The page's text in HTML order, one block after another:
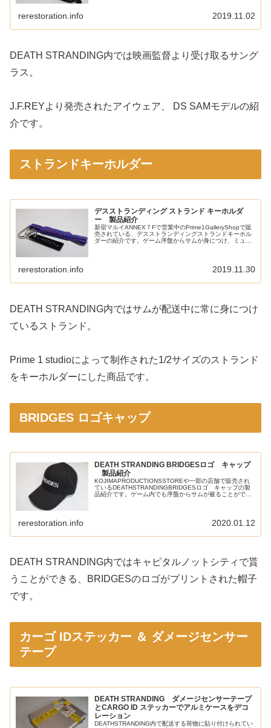
rerestoration.info 2019.11.02
DEATH STRANDING内では映画監督より受け取るサング
ラス。
J.F.REYより発売されたアイウェア、 DS SAMモデルの紹
介です。
ストランドキーホルダー
デスストランディング ストランド キーホルダ
ー 製品紹介
新宿マルイANNEX７Fで営業中のPrime1GalleryShopで販
売されている、デスストランディングストランドキーホル
ダーの紹介です。ゲーム序盤からサムが身につけ、ミュー
rerestoration.info 2019.11.30
DEATH STRANDING内ではサムが配送中に常に身につけ
ているストランド。
Prime 1 studioによって制作された1/2サイズのストランド
をキーホルダーにした商品です。
BRIDGES ロゴキャップ
DEATH STRANDING BRIDGESロゴ キャップ
製品紹介
KOJIMAPRODUCTIONSSTOREや一部の店舗で販売され
ているDEATHSTRANDINGBRIDGESロゴ キャップの製
品紹介です。ゲーム内でも序盤からサムが被ることができ
rerestoration.info 2020.01.12
DEATH STRANDING内ではキャピタルノットシティで貰
うことができる、BRIDGESのロゴがプリントされた帽子
です。
カーゴ IDステッカー ＆ ダメージセンサー
テープ
DEATH STRANDING ダメージセンサーテープ
とCARGO ID ステッカーでアルミケースをデコ
レーション
DEATHSTRANDING内で配送する荷物に貼り付けられてい